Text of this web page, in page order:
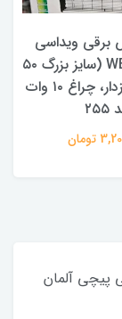
ویداسی
مدل WEIDASI (سایز بزرگ ۵۰
سانت)، آویزدار، چراغ ۱۰ وات
تومان
آلمان